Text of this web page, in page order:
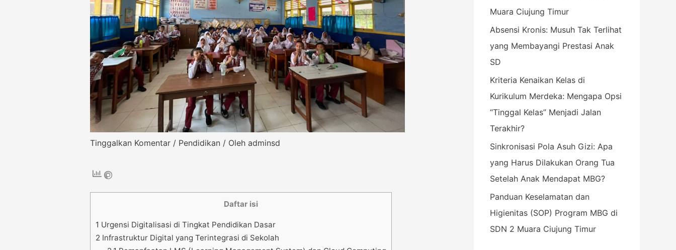
Tinggalkan Komentar / Pendidikan / Oleh adminsd
Daftar isi
1 Urgensi Digitalisasi di Tingkat Pendidikan Dasar
2 Infrastruktur Digital yang Terintegrasi di Sekolah
k
:
Muara Ciujung Timur
Absensi Kronis: Musuh Tak Terlihat
yang Membayangi Prestasi Anak
SD
Kriteria Kenaikan Kelas di
Kurikulum Merdeka: Mengapa Opsi
“Tinggal Kelas” Menjadi Jalan
Terakhir?
Sinkronisasi Pola Asuh Gizi: Apa
yang Harus Dilakukan Orang Tua
Setelah Anak Mendapat MBG?
Panduan Keselamatan dan
Higienitas (SOP) Program MBG di
SDN 2 Muara Ciujung Timur